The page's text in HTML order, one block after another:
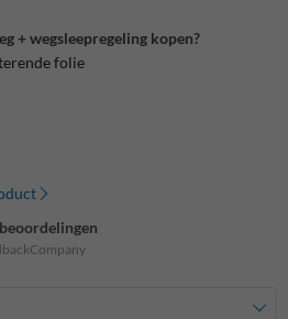
+ wegsleepregeling kopen?
folie